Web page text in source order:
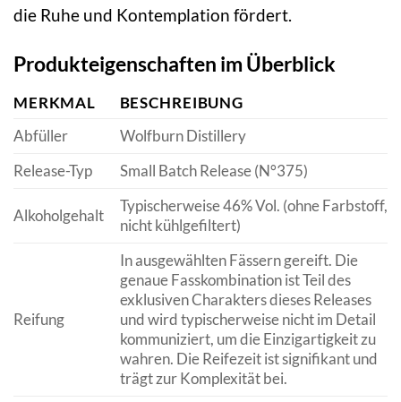
die Ruhe und Kontemplation fördert.
Produkteigenschaften im Überblick
MERKMAL
BESCHREIBUNG
Abfüller
Wolfburn Distillery
Release-Typ
Small Batch Release (N°375)
Alkoholgehalt
Typischerweise 46% Vol. (ohne Farbstoff,
nicht kühlgefiltert)
Reifung
In ausgewählten Fässern gereift. Die
genaue Fasskombination ist Teil des
exklusiven Charakters dieses Releases
und wird typischerweise nicht im Detail
kommuniziert, um die Einzigartigkeit zu
wahren. Die Reifezeit ist signifikant und
trägt zur Komplexität bei.